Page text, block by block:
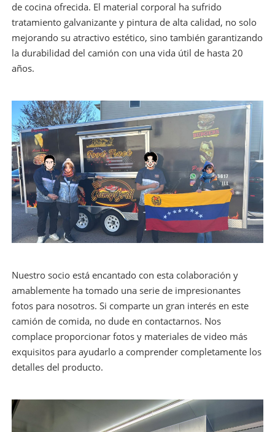
de cocina ofrecida. El material corporal ha sufrido
tratamiento galvanizante y pintura de alta calidad, no solo
mejorando su atractivo estético, sino también garantizando
la durabilidad del camión con una vida útil de hasta 20
años.
Nuestro socio está encantado con esta colaboración y
amablemente ha tomado una serie de impresionantes
fotos para nosotros. Si comparte un gran interés en este
camión de comida, no dude en contactarnos. Nos
complace proporcionar fotos y materiales de video más
exquisitos para ayudarlo a comprender completamente los
detalles del producto.